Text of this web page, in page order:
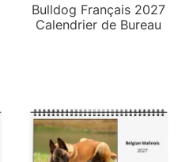
Bulldog Français 2027
Calendrier de Bureau